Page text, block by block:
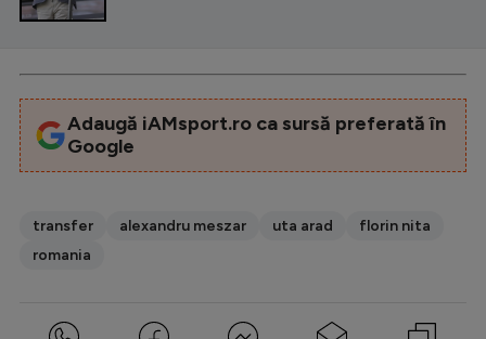
Adaugă iAMsport.ro ca sursă preferată în
Google
transfer alexandru meszar uta arad
florin nita
romania